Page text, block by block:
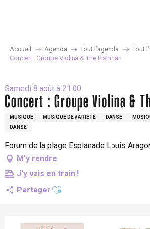
Accueil Agenda Tout l’agenda
Tout
Concert : Groupe Violina & The Irishman
Samedi 8 août à 21:00
Concert : Groupe Violina &
MUSIQUE MUSIQUE DE VARIÉTÉ DANSE
DANSE
Forum de la plage Esplanade Louis
M'y rendre
J'y vais en train !
Partager Ajouter aux favoris